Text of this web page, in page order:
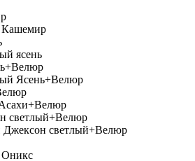
ясень
Ясень+Велюр
Джексон светлый+Велюр